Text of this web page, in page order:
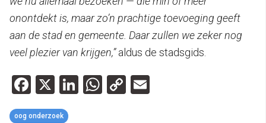
onontdekt is, maar zo’n prachtige toevoeging geeft
aan de stad en gemeente. Daar zullen we zeker nog
veel plezier van krijgen,”aldus de stadsgids.
Facebook
X LinkedIn
WhatsApp
Copy
oog onderzoek